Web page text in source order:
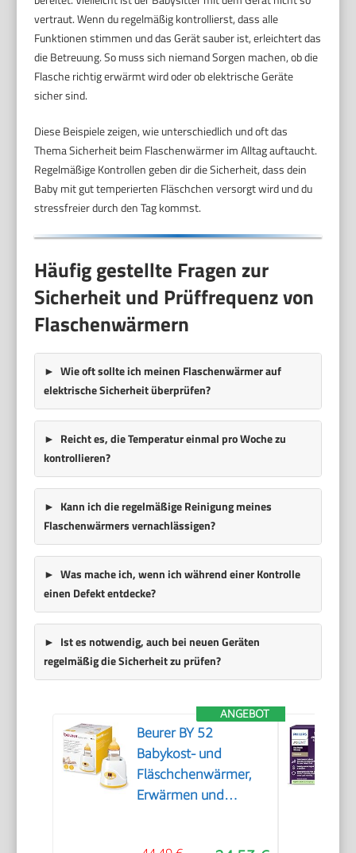
vertraut. Wenn du regelmäßig kontrollierst, dass alle
Funktionen stimmen und das Gerät sauber ist, erleichtert das
die Betreuung. So muss sich niemand Sorgen machen, ob die
Flasche richtig erwärmt wird oder ob elektrische Geräte
sicher sind.
Diese Beispiele zeigen, wie unterschiedlich und oft das
Thema Sicherheit beim Flaschenwärmer im Alltag auftaucht.
Regelmäßige Kontrollen geben dir die Sicherheit, dass dein
Baby mit gut temperierten Fläschchen versorgt wird und du
stressfreier durch den Tag kommst.
Häufig gestellte Fragen zur
Sicherheit und Prüffrequenz von
Flaschenwärmern
Wie oft sollte ich meinen Flaschenwärmer auf
elektrische Sicherheit überprüfen?
Reicht es, die Temperatur einmal pro Woche zu
kontrollieren?
Kann ich die regelmäßige Reinigung meines
Flaschenwärmers vernachlässigen?
Was mache ich, wenn ich während einer Kontrolle
einen Defekt entdecke?
Ist es notwendig, auch bei neuen Geräten
regelmäßig die Sicherheit zu prüfen?
ANGEBOT
Beurer BY 52
Babykost- und
Fläschchenwärmer,
Erwärmen und